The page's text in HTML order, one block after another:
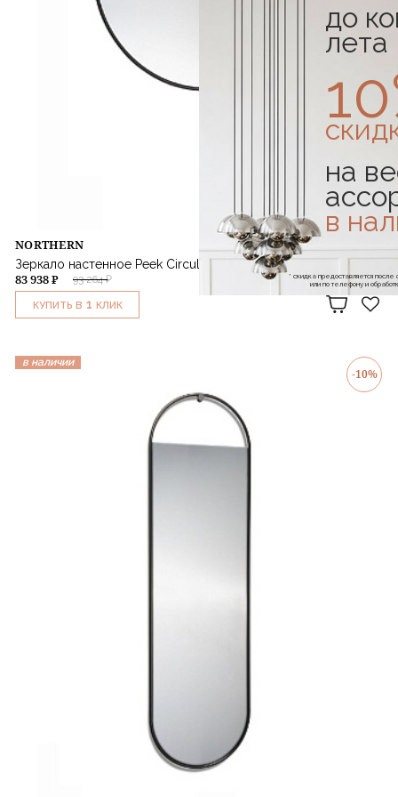
NORTHERN
Зеркало настенное Peek Circular Large 75 см
93 264 ₽
83 938 ₽
КУПИТЬ В 1 КЛИК
в наличии
-10%
до
лета
на
в
* скидка предоставляется
или по телефону и